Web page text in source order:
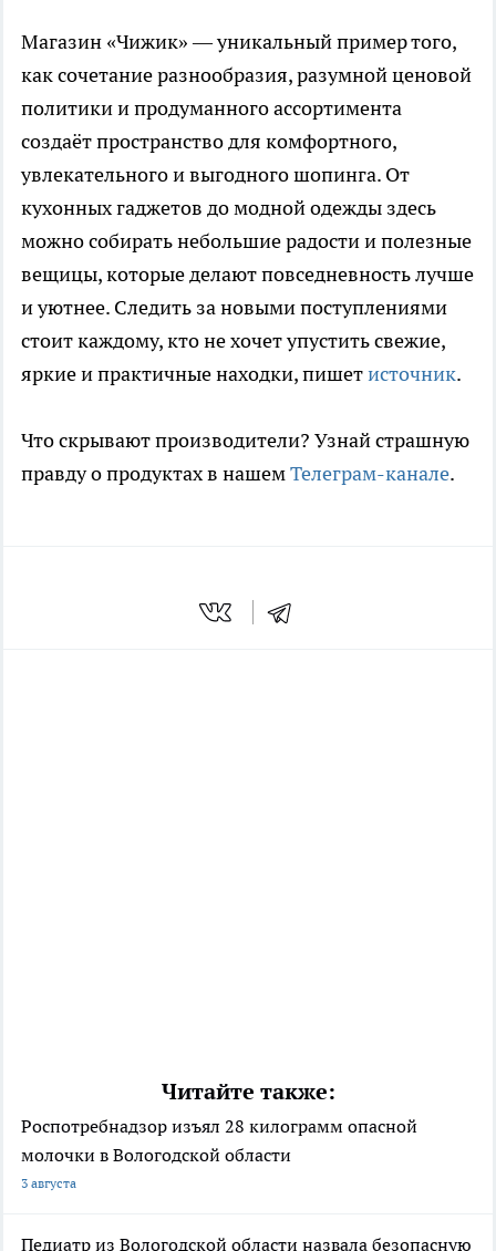
Магазин «Чижик» — уникальный пример того,
как сочетание разнообразия, разумной ценовой
политики и продуманного ассортимента
создаёт пространство для комфортного,
увлекательного и выгодного шопинга. От
кухонных гаджетов до модной одежды здесь
можно собирать небольшие радости и полезные
вещицы, которые делают повседневность лучше
и уютнее. Следить за новыми поступлениями
стоит каждому, кто не хочет упустить свежие,
яркие и практичные находки, пишетисточник.
Что скрывают производители? Узнай страшную
правду о продуктах в нашемТелеграм-канале.
Читайте также:
Роспотребнадзор изъял 28 килограмм опасной
молочки в Вологодской области
3 августа
Педиатр из Вологодской области назвала безопасную